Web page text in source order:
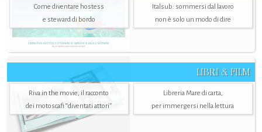
Come diventare hostess
e steward di bordo
Italsub: sommersi dal lavoro
non è solo un modo di dire
LIBRI & FILM
Riva in the movie, il racconto
dei motoscafi “diventati attori”
Libreria Mare di carta,
per immergersi nella lettura